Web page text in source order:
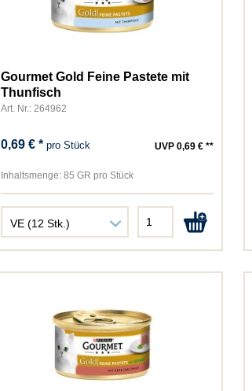
Kattovit
Kitekat
Pedigree
Perfect Fit
Perfecto Cat
Pet's Dream
Pond-Star
Purbello
Purina
Rili
Rinti
Gourmet Gold Feine Pastete mit
Thunfisch
Art. Nr.: 264962
0,69 € * pro Stück UVP 0,69 € **
Inhaltsmenge:85 GR pro Stück